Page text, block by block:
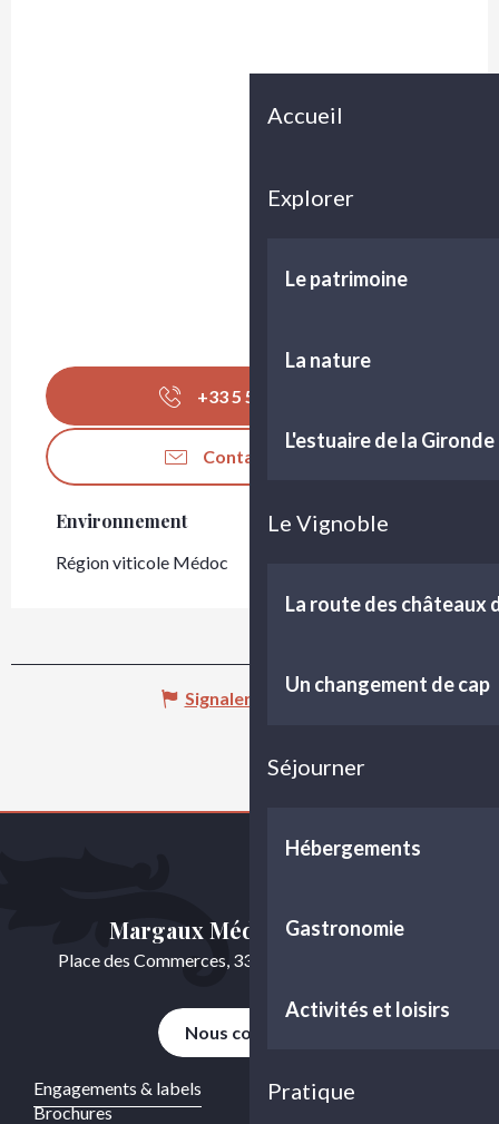
Accueil
Explorer
Le patrimoine
La nature
L'estuaire de la Gironde
Le Vignoble
La route des châteaux
Un changement de cap
Séjourner
Hébergements
Gastronomie
Activités et loisirs
Pratique
+33 5 56 69 08
Contactez-nous
Environnement
Environnement
Région viticole Médoc
Signaler une erreur
Engagements & labels
Brochures
Margaux Médoc Tourisme
Place des Commerces, 33460 Cussac-Fort-Médoc
Nous contacter